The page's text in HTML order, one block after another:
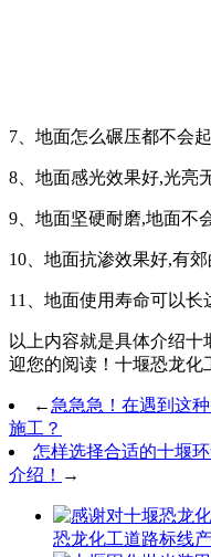
7、地面怎么碾压都不会
8、地面感光效果好,光亮
9、地面坚硬耐磨,地面不
10、地面抗渗效果好,有
11、地面使用寿命可以长
以上内容就是具体介绍
迎您的阅读！十堰恐龙化
← 急急急！在遇到这
施工？
怎样选择合适的十堰
介绍！ →
恐龙化工道路标线